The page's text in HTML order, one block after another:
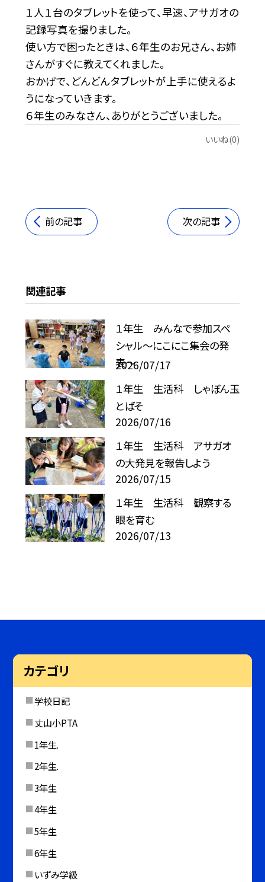
１人１台のタブレットを使って、早速、アサガオの
記録写真を撮りました。
使い方で困ったときは、６年生のお兄さん、お姉
さんがすぐに教えてくれました。
おかげで、どんどんタブレットが上手に使えるよ
うになっていきます。
６年生のみなさん、ありがとうございました。
いいね(0)
前の記事 次の記事
関連記事
１年生 みんなで参加スペ
シャル〜にこにこ集会の発
表〜
2026/07/17
１年生 生活科 しゃぼん玉
とばそ
2026/07/16
１年生 生活科 アサガオ
の大発見を報告しよう
2026/07/15
１年生 生活科 観察する
眼を育む
2026/07/13
カテゴリ
学校日記
丈山小PTA
1年生.
2年生.
3年生
4年生
5年生
6年生
いずみ学級